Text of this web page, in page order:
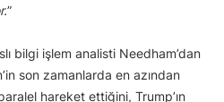
”
bilgi işlem analisti Needham’dan
son zamanlarda en azından
hareket ettiğini, Trump’ın